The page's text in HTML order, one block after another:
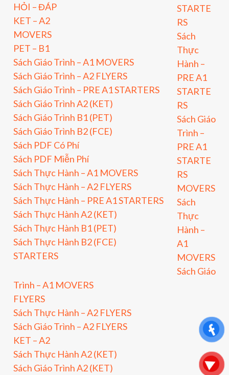
HỎI – ĐÁP
KET – A2
MOVERS
PET – B1
Sách Giáo Trình – A1 MOVERS
Sách Giáo Trình – A2 FLYERS
Sách Giáo Trình – PRE A1 STARTERS
Sách Giáo Trình A2 (KET)
Sách Giáo Trình B1 (PET)
Sách Giáo Trình B2 (FCE)
Sách PDF Có Phí
Sách PDF Miễn Phí
Sách Thực Hành – A1 MOVERS
Sách Thực Hành – A2 FLYERS
Sách Thực Hành – PRE A1 STARTERS
Sách Thực Hành A2 (KET)
Sách Thực Hành B1 (PET)
Sách Thực Hành B2 (FCE)
STARTERS
STARTE
RS
Sách
Thực
Hành –
PRE A1
STARTE
RS
Sách Giáo
Trình –
PRE A1
STARTE
RS
MOVERS
Sách
Thực
Hành –
A1
MOVERS
Sách Giáo
Trình – A1 MOVERS
FLYERS
Sách Thực Hành – A2 FLYERS
Sách Giáo Trình – A2 FLYERS
KET – A2
Sách Thực Hành A2 (KET)
Sách Giáo Trình A2 (KET)